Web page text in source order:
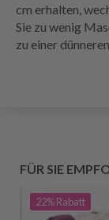
cm erhalten,
Sie zu wenig
zu einer
FÜR SIE
22%Rabatt